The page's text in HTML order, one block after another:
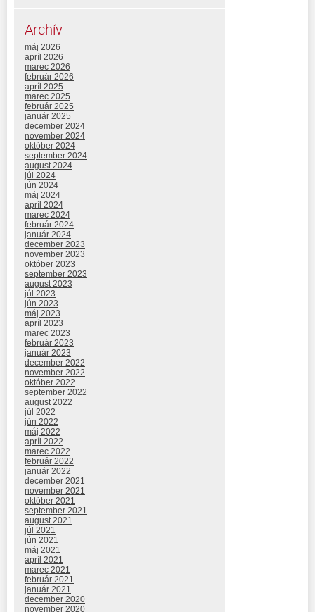
Archív
máj 2026
apríl 2026
marec 2026
február 2026
apríl 2025
marec 2025
február 2025
január 2025
december 2024
november 2024
október 2024
september 2024
august 2024
júl 2024
jún 2024
máj 2024
apríl 2024
marec 2024
február 2024
január 2024
december 2023
november 2023
október 2023
september 2023
august 2023
júl 2023
jún 2023
máj 2023
apríl 2023
marec 2023
február 2023
január 2023
december 2022
november 2022
október 2022
september 2022
august 2022
júl 2022
jún 2022
máj 2022
apríl 2022
marec 2022
február 2022
január 2022
december 2021
november 2021
október 2021
september 2021
august 2021
júl 2021
jún 2021
máj 2021
apríl 2021
marec 2021
február 2021
január 2021
december 2020
november 2020